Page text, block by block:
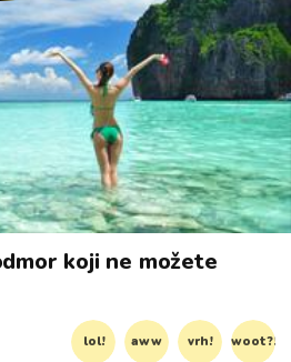
koji ne možete
lol! aww vrh! woot?!